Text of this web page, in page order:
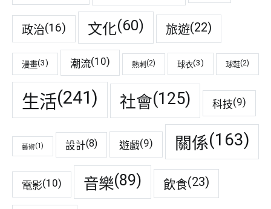
政治(16) 文化(60) 旅遊(22)
漫畫(3) 潮流(10) 熱刺 (2) 球衣(3) 球鞋(2)
生活(241) 社會(125) 科技(9)
藝術(1) 設計(8) 遊戲(9) 關係(163)
電影(10) 音樂(89) 飲食(23)